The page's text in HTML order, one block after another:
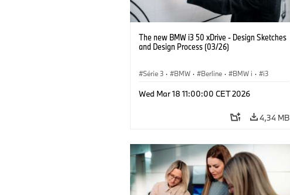
The new BMW i3 50 xDrive - Design Sketches
and Design Process (03/26)
Série 3 · BMW · Berline · BMW i · i3
Wed Mar 18 11:00:00 CET 2026
4,34 MB